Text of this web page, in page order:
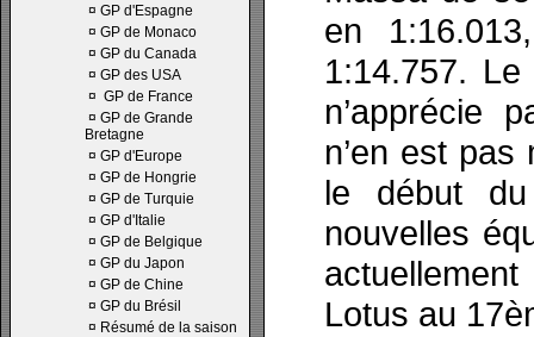
¤ GP d'Espagne
¤ GP de Monaco
¤ GP du Canada
¤ GP des USA
¤ GP de France
¤ GP de Grande
Bretagne
¤ GP d'Europe
¤ GP de Hongrie
¤ GP de Turquie
¤ GP d'Italie
¤ GP de Belgique
¤ GP du Japon
¤ GP de Chine
¤ GP du Brésil
¤ Résumé de la saison
en
1:14.757.
n’apprécie
n’en est
le début
nouvelles
Lotus au